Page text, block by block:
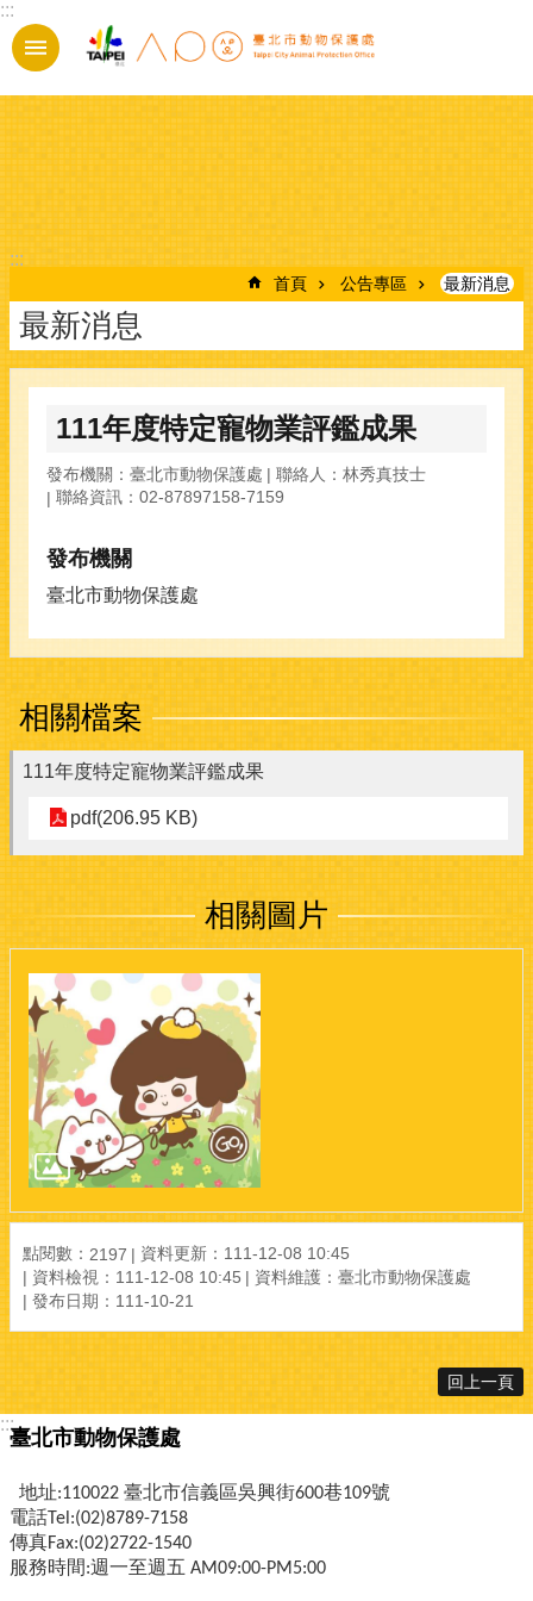
跳到主要內容區塊
:::
:::
首頁 公告專區 最新消息
最新消息
111年度特定寵物業評鑑成果
發布機關：臺北市動物保護處
聯絡人：林秀真技士
聯絡資訊：02-87897158-7159
發布機關
臺北市動物保護處
相關檔案
111年度特定寵物業評鑑成果
pdf(206.95 KB)
相關圖片
點閱數： 2197
資料更新：111-12-08 10:45
資料檢視：111-12-08 10:45
資料維護：臺北市動物保護處
發布日期：111-10-21
回上一頁
:::
臺北市動物保護處
地址:110022 臺北市信義區吳興街600巷109號
電話Tel:(02)8789-7158
傳真Fax:(02)2722-1540
服務時間:週一至週五 AM09:00-PM5:00